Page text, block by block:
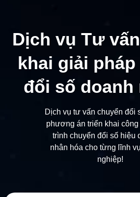
Dịch vụ Tư
khai giải
đổi số doanh
Dịch vụ tư vấn chuyển đổi
phương án triển khai
trình chuyển đổi số hiệu
nhân hóa cho từng lĩnh
nghiệp!